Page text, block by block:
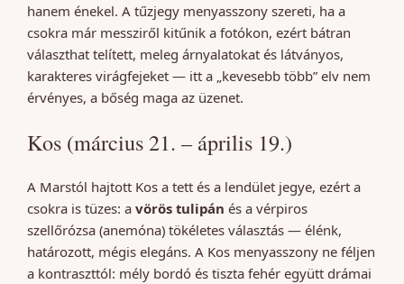
hanem énekel. A tűzjegy menyasszony szereti, ha a
csokra már messziről kitűnik a fotókon, ezért bátran
választhat telített, meleg árnyalatokat és látványos,
karakteres virágfejeket — itt a „kevesebb több” elv nem
érvényes, a bőség maga az üzenet.
Kos (március 21. – április 19.)
A Marstól hajtott Kos a tett és a lendület jegye, ezért a
csokra is tüzes: a vörös tulipán és a vérpiros
szellőrózsa (anemóna) tökéletes választás — élénk,
határozott, mégis elegáns. A Kos menyasszony ne féljen
a kontraszttól: mély bordó és tiszta fehér együtt drámai